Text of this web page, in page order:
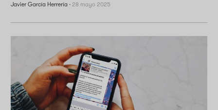
Javier García Herrería · 28 mayo 2025